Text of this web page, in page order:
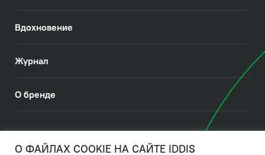
Вдохновение
Журнал
О бренде
О ФАЙЛАХ COOKIE НА САЙТЕ IDDIS